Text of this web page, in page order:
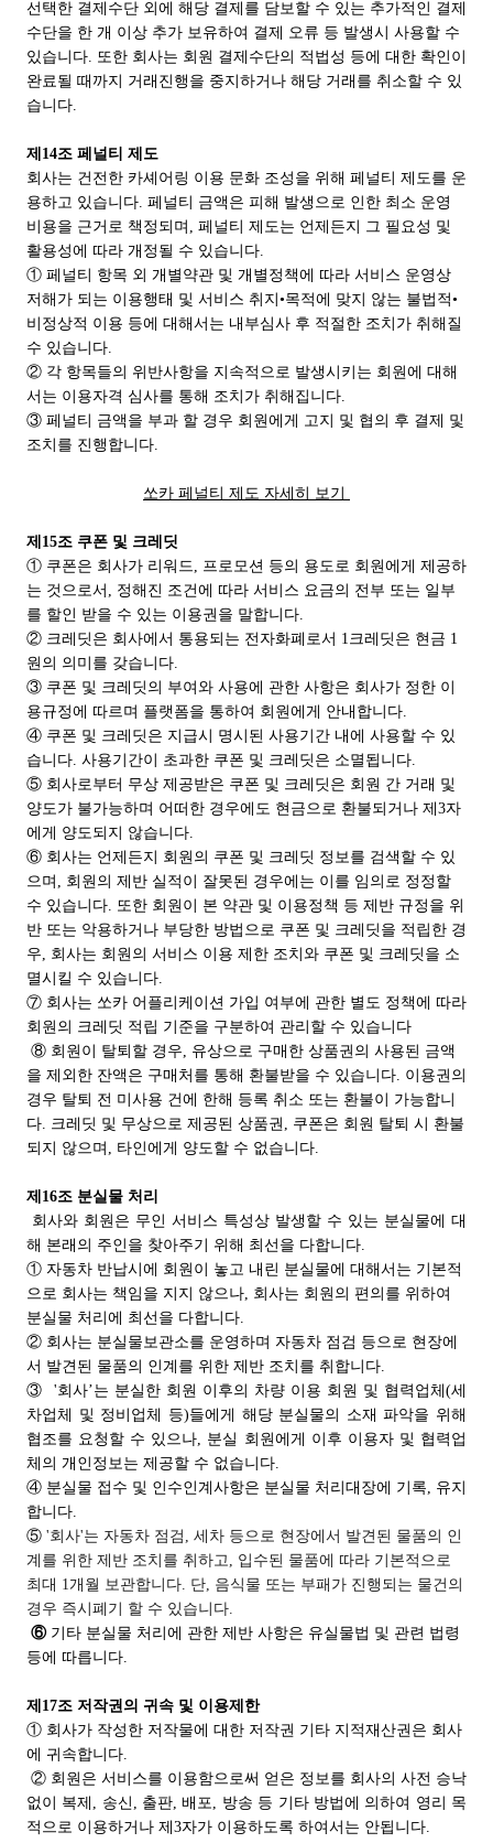
선택한 결제수단 외에 해당 결제를 담보할 수 있는 추가적인 결제
수단을 한 개 이상 추가 보유하여 결제 오류 등 발생시 사용할 수
있습니다. 또한 회사는 회원 결제수단의 적법성 등에 대한 확인이
완료될 때까지 거래진행을 중지하거나 해당 거래를 취소할 수 있
습니다.
제14조 페널티 제도
회사는 건전한 카셰어링 이용 문화 조성을 위해 페널티 제도를 운
용하고 있습니다. 페널티 금액은 피해 발생으로 인한 최소 운영
비용을 근거로 책정되며, 페널티 제도는 언제든지 그 필요성 및
활용성에 따라 개정될 수 있습니다.
① 페널티 항목 외 개별약관 및 개별정책에 따라 서비스 운영상
저해가 되는 이용행태 및 서비스 취지•목적에 맞지 않는 불법적•
비정상적 이용 등에 대해서는 내부심사 후 적절한 조치가 취해질
수 있습니다.
② 각 항목들의 위반사항을 지속적으로 발생시키는 회원에 대해
서는 이용자격 심사를 통해 조치가 취해집니다.
③ 페널티 금액을 부과 할 경우 회원에게 고지 및 협의 후 결제 및
조치를 진행합니다.
쏘카 페널티 제도 자세히 보기
제15조 쿠폰 및 크레딧
① 쿠폰은 회사가 리워드, 프로모션 등의 용도로 회원에게 제공하
는 것으로서, 정해진 조건에 따라 서비스 요금의 전부 또는 일부
를 할인 받을 수 있는 이용권을 말합니다.
② 크레딧은 회사에서 통용되는 전자화폐로서 1크레딧은 현금 1
원의 의미를 갖습니다.
③ 쿠폰 및 크레딧의 부여와 사용에 관한 사항은 회사가 정한 이
용규정에 따르며 플랫폼을 통하여 회원에게 안내합니다.
④ 쿠폰 및 크레딧은 지급시 명시된 사용기간 내에 사용할 수 있
습니다. 사용기간이 초과한 쿠폰 및 크레딧은 소멸됩니다.
⑤ 회사로부터 무상 제공받은 쿠폰 및 크레딧은 회원 간 거래 및
양도가 불가능하며 어떠한 경우에도 현금으로 환불되거나 제3자
에게 양도되지 않습니다.
⑥ 회사는 언제든지 회원의 쿠폰 및 크레딧 정보를 검색할 수 있
으며, 회원의 제반 실적이 잘못된 경우에는 이를 임의로 정정할
수 있습니다. 또한 회원이 본 약관 및 이용정책 등 제반 규정을 위
반 또는 악용하거나 부당한 방법으로 쿠폰 및 크레딧을 적립한 경
우, 회사는 회원의 서비스 이용 제한 조치와 쿠폰 및 크레딧을 소
멸시킬 수 있습니다.
⑦ 회사는 쏘카 어플리케이션 가입 여부에 관한 별도 정책에 따라
회원의 크레딧 적립 기준을 구분하여 관리할 수 있습니다
⑧ 회원이 탈퇴할 경우, 유상으로 구매한 상품권의 사용된 금액
을 제외한 잔액은 구매처를 통해 환불받을 수 있습니다. 이용권의
경우 탈퇴 전 미사용 건에 한해 등록 취소 또는 환불이 가능합니
다. 크레딧 및 무상으로 제공된 상품권, 쿠폰은 회원 탈퇴 시 환불
되지 않으며, 타인에게 양도할 수 없습니다.
제16조 분실물 처리
회사와 회원은 무인 서비스 특성상 발생할 수 있는 분실물에 대
해 본래의 주인을 찾아주기 위해 최선을 다합니다.
① 자동차 반납시에 회원이 놓고 내린 분실물에 대해서는 기본적
으로 회사는 책임을 지지 않으나, 회사는 회원의 편의를 위하여
분실물 처리에 최선을 다합니다.
② 회사는 분실물보관소를 운영하며 자동차 점검 등으로 현장에
서 발견된 물품의 인계를 위한 제반 조치를 취합니다.
③ '회사’는 분실한 회원 이후의 차량 이용 회원 및 협력업체(세
차업체 및 정비업체 등)들에게 해당 분실물의 소재 파악을 위해
협조를 요청할 수 있으나, 분실 회원에게 이후 이용자 및 협력업
체의 개인정보는 제공할 수 없습니다.
④ 분실물 접수 및 인수인계사항은 분실물 처리대장에 기록, 유지
합니다.
⑤ '회사'는 자동차 점검, 세차 등으로 현장에서 발견된 물품의 인
계를 위한 제반 조치를 취하고, 입수된 물품에 따라 기본적으로
최대 1개월 보관합니다. 단, 음식물 또는 부패가 진행되는 물건의
경우 즉시폐기 할 수 있습니다.
⑥기타 분실물 처리에 관한 제반 사항은 유실물법 및 관련 법령
등에 따릅니다.
제17조 저작권의 귀속 및 이용제한
① 회사가 작성한 저작물에 대한 저작권 기타 지적재산권은 회사
에 귀속합니다.
② 회원은 서비스를 이용함으로써 얻은 정보를 회사의 사전 승낙
없이 복제, 송신, 출판, 배포, 방송 등 기타 방법에 의하여 영리 목
적으로 이용하거나 제3자가 이용하도록 하여서는 안됩니다.